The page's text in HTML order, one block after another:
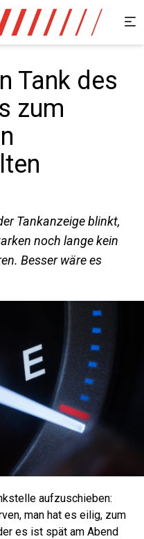
Tank des
zum
Tankanzeige blinkt,
noch lange kein
Besser wäre es
aufzuschieben:
man hat es eilig, zum
es ist spät am Abend